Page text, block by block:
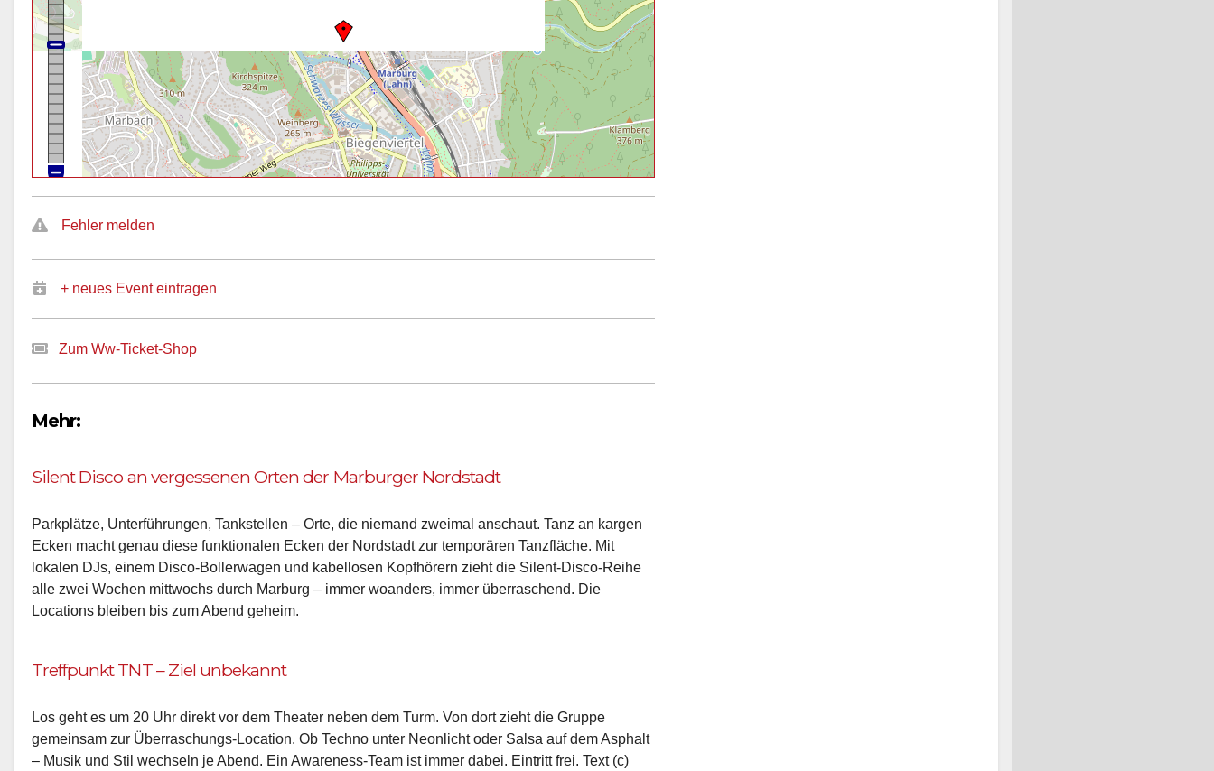
Fehler melden
+ neues Event eintragen
Zum Ww-Ticket-Shop
Mehr:
Silent Disco an vergessenen Orten der Marburger Nordstadt
Parkplätze, Unterführungen, Tankstellen – Orte, die niemand zweimal anschaut. Tanz an kargen
Ecken macht genau diese funktionalen Ecken der Nordstadt zur temporären Tanzfläche. Mit
lokalen DJs, einem Disco-Bollerwagen und kabellosen Kopfhörern zieht die Silent-Disco-Reihe
alle zwei Wochen mittwochs durch Marburg – immer woanders, immer überraschend. Die
Locations bleiben bis zum Abend geheim.
Treffpunkt TNT – Ziel unbekannt
Los geht es um 20 Uhr direkt vor dem Theater neben dem Turm. Von dort zieht die Gruppe
gemeinsam zur Überraschungs-Location. Ob Techno unter Neonlicht oder Salsa auf dem Asphalt
– Musik und Stil wechseln je Abend. Ein Awareness-Team ist immer dabei. Eintritt frei. Text (c)